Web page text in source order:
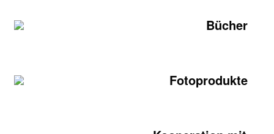
Bücher
Fotoprodukte